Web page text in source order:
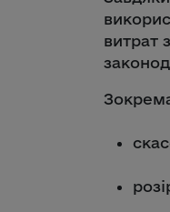
витрат